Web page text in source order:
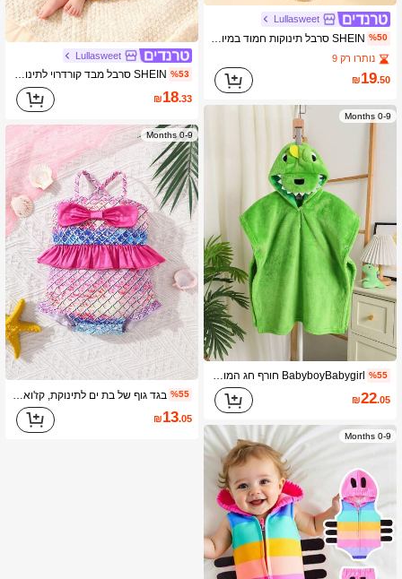
Lullasweet
%50 SHEIN סרבל תינוקות חמוד במיוחד לתינוק בן יומו, מבד רך, סרבל תינוקות מקסים עם מרקם רך, קישוטי פרחים + אביזרים חמודים, תלבושת לתינוקת שנראית כמו תינוקת מהלכת
נותרו רק 9
₪19.50
0-9 Months
%55 BabyboyBabygirl חורף חג המולד עם ברדס ירוק פלנל ילוד מגבת רחצה עם רקמת דינוזאור, קישוט אנטנות תלת מימד. מושלם להרפתקאות בחוץ, הרפיה ביתית נעימה, משחק פעיל ומראה מסיבה. עובי בינוני, עשוי מבד איכותי, עם דפוס דינוזאור תוסס והתאמה רופפת נוחה. שמור על הקטן שלך חם ומסוגנן בכל הזדמנות במגבת האמבט המקסימה והפונקציונלית הזו.
₪22.05
0-9 Months
Lullasweet
%53 SHEIN סרבל מבד קורדרוי לתינוק, מכנסיים ארוכים, חולצת טריקו עם שרוולים ארוכים, כובע חמוד בצורת דרקון תלת-ממדי, סט תלת חלקים
₪18.33
0-9 Months
%55 בגד גוף של בת ים לתינוקת, קז'ואל ואופנתי ללבוש יומיומי
₪13.05